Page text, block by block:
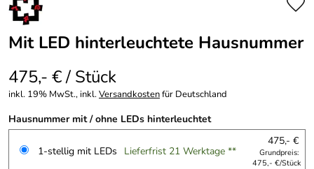
Mit LED hinterleuchtete Hausnummer
475,- € / Stück
inkl. 19% MwSt., inkl.Versandkostenfür Deutschland
Hausnummer mit / ohne LEDs hinterleuchtet
1-stellig mit LEDs Lieferfrist 21 Werktage **
475,- €
Grundpreis:
475,- €/Stück